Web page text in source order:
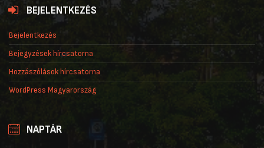
BEJELENTKEZÉS
Bejelentkezés
Bejegyzések hírcsatorna
Hozzászólások hírcsatorna
WordPress Magyarország
NAPTÁR